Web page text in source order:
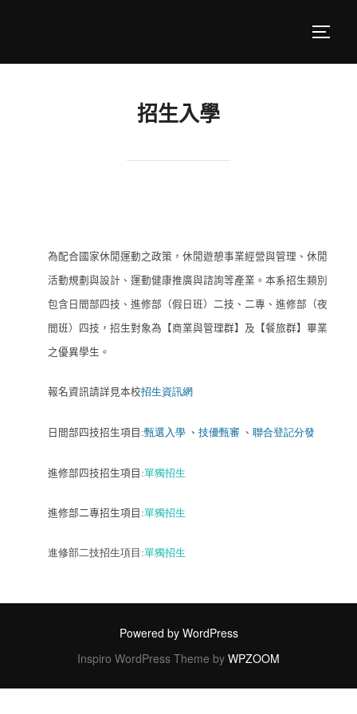
招生入學
為配合國家休閒運動之政策，休閒遊憩事業經營與管理、休閒
活動規劃與設計、運動健康推廣與諮詢等產業。本系招生類別
包含日間部四技、進修部（假日班）二技、二專、進修部（夜
間班）四技，招生對象為【商業與管理群】及【餐旅群】畢業
之優異學生。
報名資訊請詳見本校招生資訊網
日間部四技招生項目 :甄選入學 、技優甄審 、聯合登記分發
進修部四技招生項目 :單獨招生
進修部二專招生項目 :單獨招生
進修部二技招生項目 :單獨招生
Powered by WordPress
Inspiro WordPress Theme by WPZOOM